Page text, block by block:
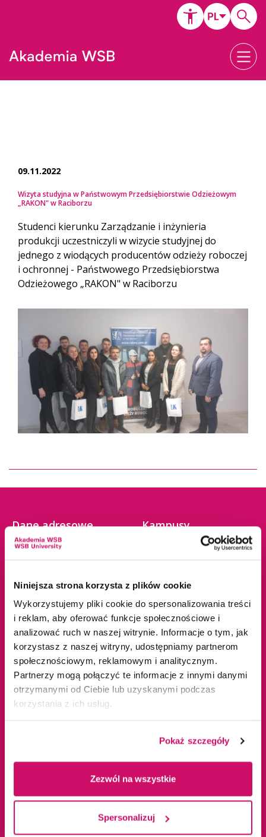
Niniejsza strona korzysta z plików cookie
Wykorzystujemy pliki cookie do spersonalizowania treści
i reklam, aby oferować funkcje społecznościowe i
analizować ruch w naszej witrynie. Informacje o tym, jak
korzystasz z naszej witryny, udostępniamy partnerom
społecznościowym, reklamowym i analitycznym.
Partnerzy mogą połączyć te informacje z innymi danymi
otrzymanymi od Ciebie lub uzyskanymi podczas
korzystania z ich usług.
Pokaż szczegóły
Zezwól na wszystkie
Spersonalizuj
09.11.2022
Wizyta studyjna w Państwowym Przedsiębiorstwie Odzieżowym
„RAKON" w Raciborzu
Studenci kierunku Zarządzanie i inżynieria
produkcji uczestniczyli w wizycie studyjnej do
jednego z wiodących producentów odzieży roboczej
i ochronnej - Państwowego Przedsiębiorstwa
Odzieżowego „RAKON" w Raciborzu
Dane adresowe
41-300 Dąbrowa
Górnicza
tel.+48 32 295 93 00
email:info@wsb.edu.pl
NIP: 629-10-88-993
Kampusy
Dąbrowa Górnicza
Jaworzno
Katowice
Kraków
Olkusz
Tychy
Warszawa
Oferta edukacyjna
Studia II stopnia
Uczelnia
O nas